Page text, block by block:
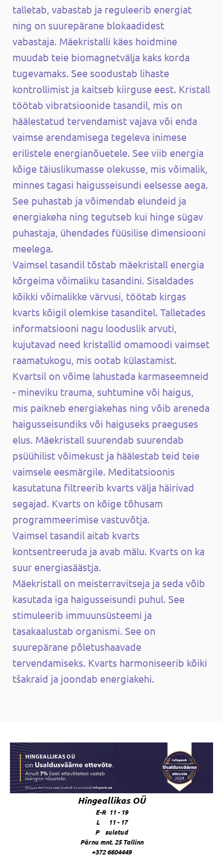
talletab, vabastab ja reguleerib energiat
ning on suurepärane blokaadidest
vabastaja. Mäekristalli käes hoidmine
muudab teie biomagnetvälja kaks korda
tugevamaks. See soodustab lihaste
kontrollimist ja kaitseb kiirguse eest. Kristall
töötab vibratsioonide tasandil, mis on
häälestatud tervendamist vajava või enda
vaimse arendamisega tegeleva inimese
erilistele energianõuetele. See viib energia
kõige täiuslikumasse olekusse, mis võimalik,
minnes tagasi haigusseisundi eelsesse aega.
See puhastab ja võimendab elundeid ja
energiakeha ning tegutseb kui hinge sügav
puhastaja, ühendades füüsilise dimensiooni
meelega.
Vaimsel tasandil tõstab mäekristall energia
kõrgeima võimaliku tasandini. Sisaldades
kõikki võimalikke värvusi, töötab kirgas
kvarts kõigil olemkise tasanditel. Talletades
informatsiooni nagu looduslik arvuti,
kujutavad need kristallid omamoodi vaimset
raamatukogu, mis ootab külastamist.
Kvartsil on võime lahustada karmaseemneid
- mineviku trauma, suhtumine või haigus,
mis paikneb energiakehas ning võib areneda
haigusseisundiks või haiguseks praeguses
elus. Mäekristall suurendab suurendab
psüühilist võimekust ja häälestab teid teie
vaimsele eesmärgile. Meditatsioonis
kasutatuna filtreerib kvarts välja häirivad
segajad. Kvarts on kõige tõhusam
programmeerimise vastuvõtja.
Vaimsel tasandil aitab kvarts
kontsentreeruda ja avab mälu. Kvarts on ka
suur energiasäästja.
Mäekristall on meisterravitseja ja seda võib
kasutada iga haigusseisundi puhul. See
stimuleerib immuunsüsteemi ja
tasakaalustab organismi. See on
suurepärane põletushaavade
tervendamiseks. Kvarts harmoniseerib kõiki
tšakraid ja joondab energiakehi.
Hingeallikas OÜ
E-R 11 - 19
L 11 - 17
P suletud
Pärnu mnt. 25 Tallinn
+372 6604449